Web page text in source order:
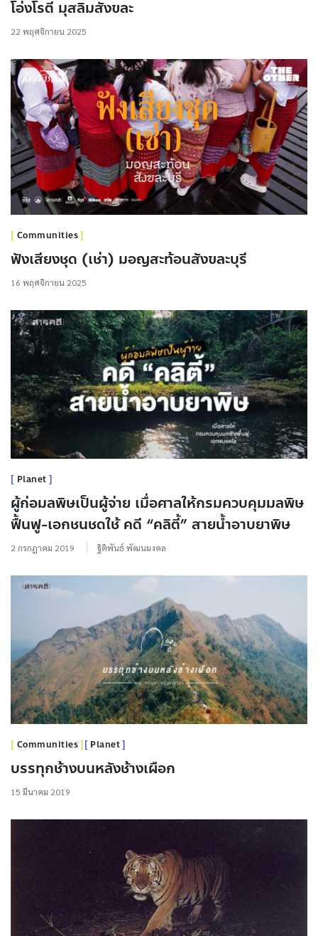
โอ่งโรตี มุสลิมสังขละ
22 พฤศจิกายน 2025
Communities
ฟังเสียงชุด (เช่า) มอญสะท้อนสังขละบุรี
16 พฤศจิกายน 2025
Planet
ผู้ก่อมลพิษเป็นผู้จ่าย เมื่อศาลให้กรมควบคุมมลพิษ
ฟื้นฟู-เอกชนชดใช้ คดี “คลิตี้” สายน้ำอาบยาพิษ
2 กรกฎาคม 2019 ฐิติพันธ์ พัฒนมงคล
Communities Planet
บรรทุกช้างบนหลังช้างเผือก
15 มีนาคม 2019